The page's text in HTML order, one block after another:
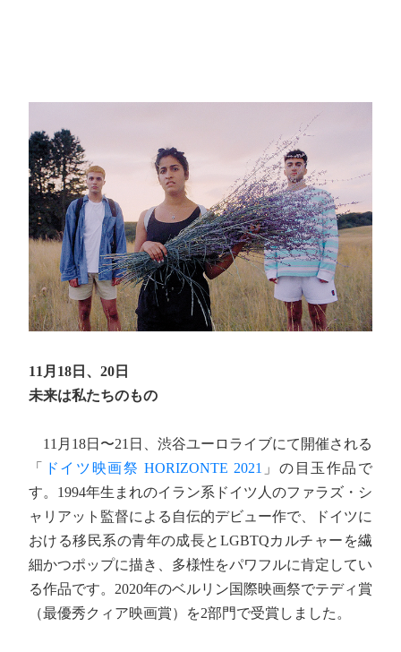
11月18日、20日
未来は私たちのもの
11月18日〜21日、渋谷ユーロライブにて開催される
「
ドイツ映画祭 HORIZONTE 2021 」の目玉作品で
す。1994年生まれのイラン系ドイツ人のファラズ・シ
ャリアット監督による自伝的デビュー作で、ドイツに
おける移民系の青年の成長とLGBTQカルチャーを繊
細かつポップに描き、多様性をパワフルに肯定してい
る作品です。2020年のベルリン国際映画祭でテディ賞
（最優秀クィア映画賞）を2部門で受賞しました。